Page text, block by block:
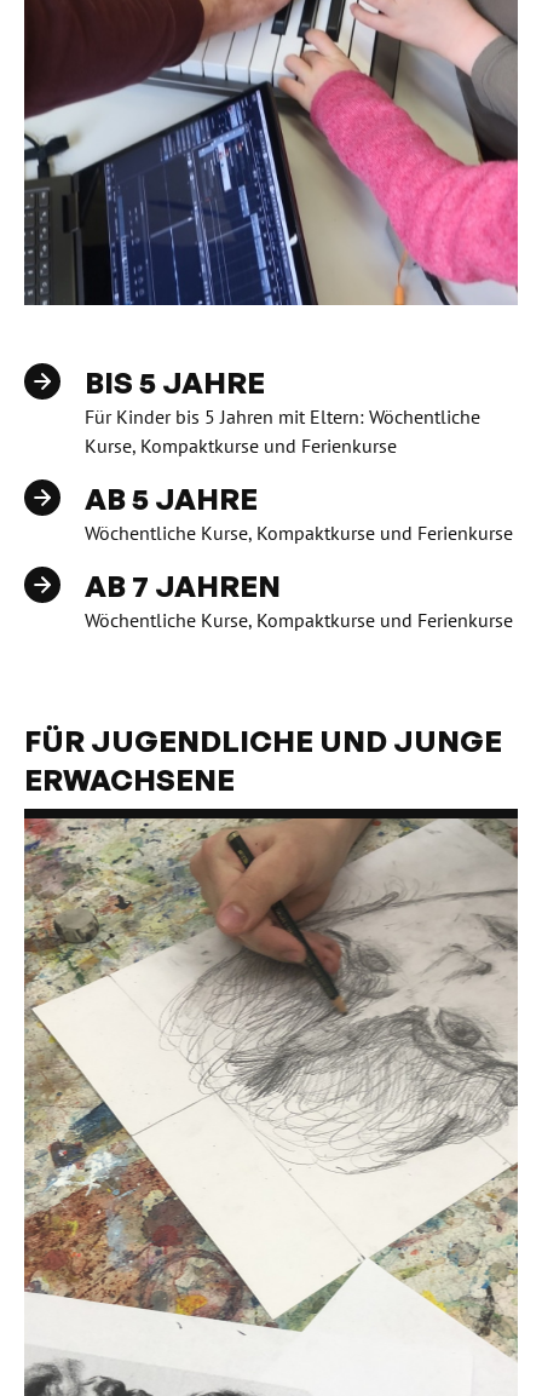
BIS 5 JAHRE
Für Kinder bis 5 Jahren mit Eltern: Wöchentliche
Kurse, Kompaktkurse und Ferienkurse
AB 5 JAHRE
Wöchentliche Kurse, Kompaktkurse und Ferienkurse
AB 7 JAHREN
Wöchentliche Kurse, Kompaktkurse und Ferienkurse
FÜR JUGENDLICHE UND JUNGE
ERWACHSENE